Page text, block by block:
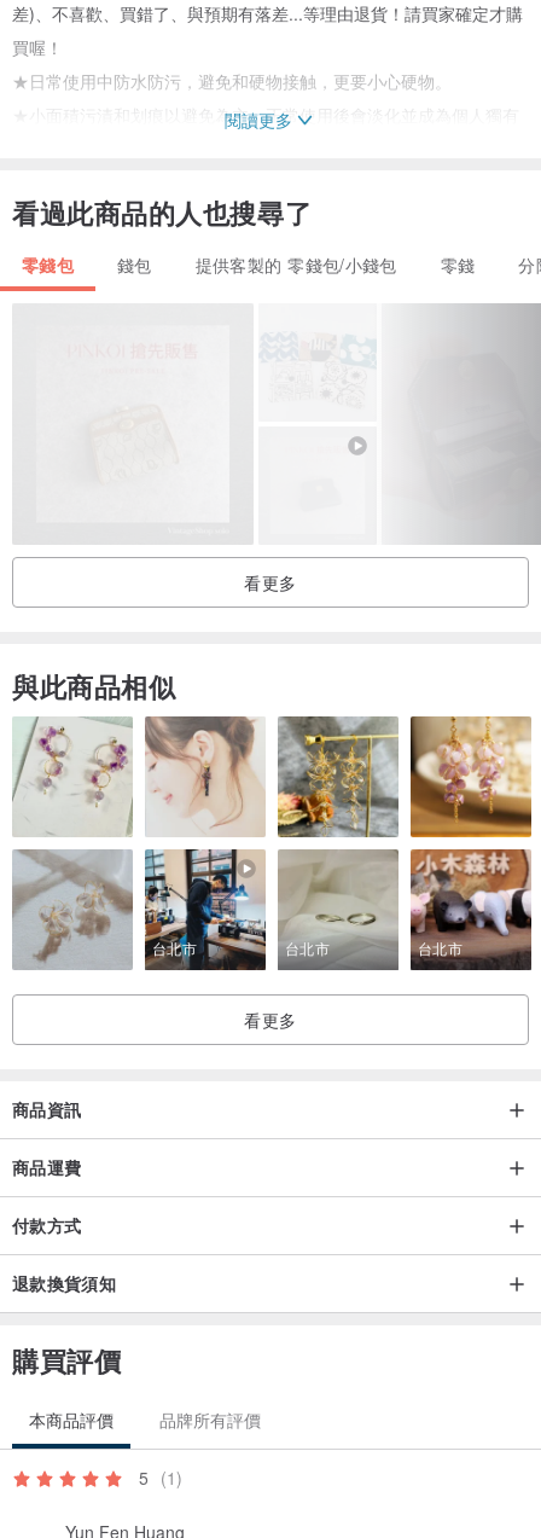
差)、不喜歡、買錯了、與預期有落差...等理由退貨！請買家確定才購
買喔！
★日常使用中防水防污，避免和硬物接触，更要小心硬物。
★小面積污漬和划痕以避免為主，正常使用後會淡化並成為個人獨有
●商品說明
4格零錢分隔（零錢風琴格）
皮革、棉布
閱讀更多
看過此商品的人也搜尋了
零錢包 錢包 提供客製的 零錢包/小錢包 零錢 分
看更多
與此商品相似
台北市 台北市 台北市
看更多
商品資訊
商品運費
付款方式
退款換貨須知
購買評價
本商品評價 品牌所有評價
5 (1)
Yun Fen Huang